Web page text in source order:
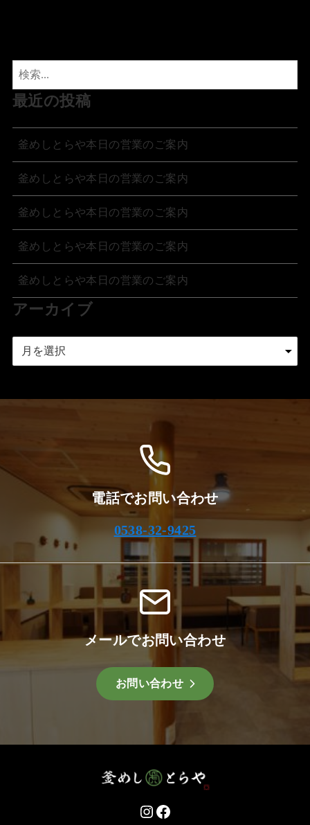
最近の投稿
釜めしとらや本日の営業のご案内
釜めしとらや本日の営業のご案内
釜めしとらや本日の営業のご案内
釜めしとらや本日の営業のご案内
釜めしとらや本日の営業のご案内
アーカイブ
電話でお問い合わせ
0538-32-9425
メールでお問い合わせ
お問い合わせ
Instagram
Facebook